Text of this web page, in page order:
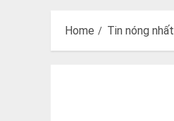
Home Tin nóng nhất